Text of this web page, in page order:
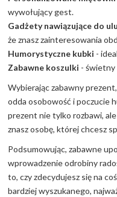
wywołujący gest.
Gadżety nawiązujące do
że znasz zainteresowania
Humorystyczne kubki -
Zabawne koszulki - świetny
Wybierając zabawny
odda osobowość i poczucie
prezent nie tylko rozbawi,
znasz osobę, której chcesz
Podsumowując, zabawne
wprowadzenie odrobiny
to, czy zdecydujesz się na
bardziej wyszukanego,